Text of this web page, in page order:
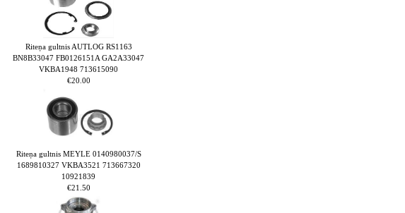
Riteņa gultnis AUTLOG RS1163
BN8B33047 FB0126151A GA2A33047
VKBA1948 713615090
€20.00
Riteņa gultnis MEYLE 0140980037/S
1689810327 VKBA3521 713667320
10921839
€21.50